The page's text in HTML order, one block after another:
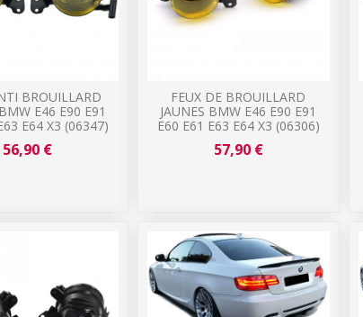
BROUILLARD
E46 E90 E91
E64 X3 (06347)
56,90 €
FEUX DE BROUILLARD
JAUNES BMW E46 E90 E91
E60 E61 E63 E64 X3 (06306)
57,90 €